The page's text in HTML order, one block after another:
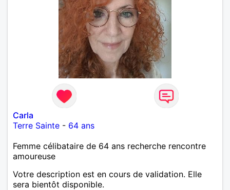
Carla
Terre Sainte - 64 ans
Femme célibataire de 64 ans recherche rencontre
amoureuse
Votre description est en cours de validation. Elle
sera bientôt disponible.